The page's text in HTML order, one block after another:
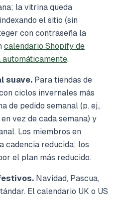
la vitrina queda
el sitio (sin
con contraseña la
calendario Shopify de
.
suave. Para tiendas de
ciclos invernales más
de pedido semanal (p. ej.,
vez de cada semana) y
Los miembros en
cadencia reducida; los
el plan más reducido.
Navidad, Pascua,
El calendario UK o US